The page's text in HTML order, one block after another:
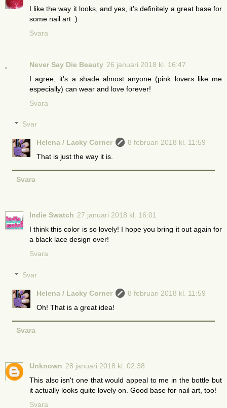
I like the way it looks, and yes, it's definitely a great base for
some nail art :)
Svara
Never Say Die Beauty 26 januari 2018 kl. 16:47
I agree, it's a shade almost anyone (pink lovers like me
especially) can wear and love forever!
Svara
Svar
Helena / Lacky Corner
8 februari 2018 kl. 11:59
That is just the way it is.
Svara
Indie Swatch 27 januari 2018 kl. 16:01
I think this color is so lovely! I hope you bring it out again for
a black lace design over!
Svara
Svar
Helena / Lacky Corner
8 februari 2018 kl. 11:59
Oh! That is a great idea!
Svara
Unknown 28 januari 2018 kl. 02:38
This also isn't one that would appeal to me in the bottle but
it actually looks quite lovely on. Good base for nail art, too!
Svara